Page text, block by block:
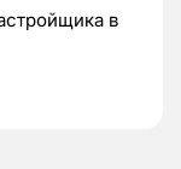
в